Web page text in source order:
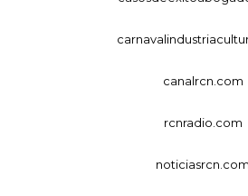
canalrcn.com
rcnradio.com
noticiasrcn.com